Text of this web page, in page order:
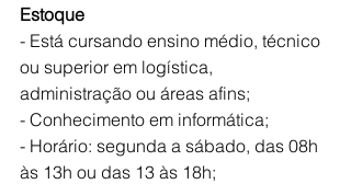
Estoque
- Está cursando ensino médio, técnico
ou superior em logística,
administração ou áreas afins;
- Conhecimento em informática;
- Horário: segunda a sábado, das 08h
às 13h ou das 13 às 18h;